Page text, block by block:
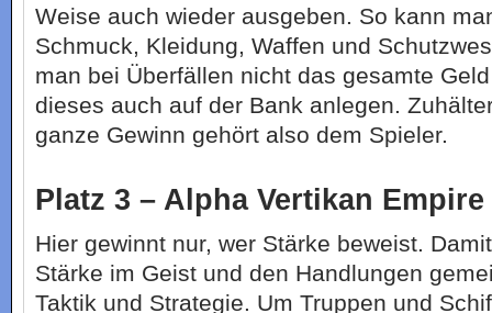
Weise auch wieder ausgeben. So kann
Schmuck, Kleidung, Waffen und
man bei Überfällen nicht das gesamte
dieses auch auf der Bank anlegen.
ganze Gewinn gehört also dem Spieler.
Platz 3 – Alpha Vertikan Empire
Hier gewinnt nur, wer Stärke beweist.
Stärke im Geist und den Handlungen
Taktik und Strategie. Um Truppen und